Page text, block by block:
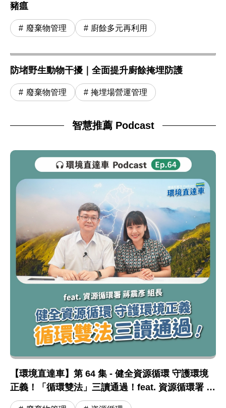
豬瘟
廢棄物管理 廚餘多元再利用
防堵野生動物干擾｜全面提升廚餘掩埋防護
廢棄物管理 掩埋場營運管理
智慧推薦 Podcast
【環境直達車】第 64 集 - 健全資源循環 守護環境
正義！「循環雙法」三讀通過！feat. 資源循環署 蔣
震彥組長